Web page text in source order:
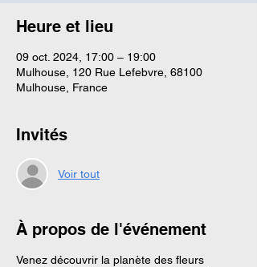
Heure et lieu
09 oct. 2024, 17:00 – 19:00
Mulhouse, 120 Rue Lefebvre, 68100
Mulhouse, France
Invités
Voir tout
À propos de l'événement
Venez découvrir la planète des fleurs